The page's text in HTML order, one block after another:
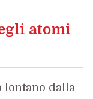
atomi
lontano dalla